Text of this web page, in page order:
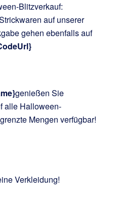
Blitzverkauf:
auf unserer
gehen ebenfalls auf
genießen Sie
alle Halloween-
Mengen verfügbar!
Verkleidung!